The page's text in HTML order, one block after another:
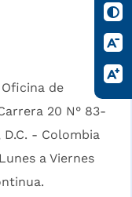
de
20 N° 83-
- Colombia
a Viernes